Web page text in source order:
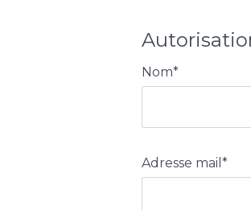
Nom*
Adresse mail *